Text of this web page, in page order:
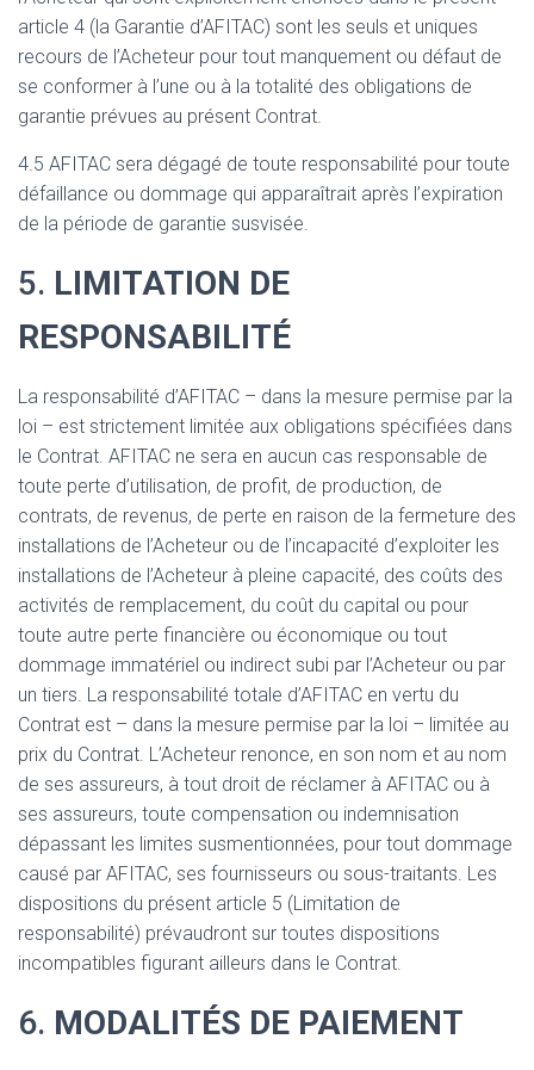
article 4 (la Garantie d’AFITAC) sont les seuls et uniques
recours de l’Acheteur pour tout manquement ou défaut de
se conformer à l’une ou à la totalité des obligations de
garantie prévues au présent Contrat.
4.5 AFITAC sera dégagé de toute responsabilité pour toute
défaillance ou dommage qui apparaîtrait après l’expiration
de la période de garantie susvisée.
5. LIMITATION DE
RESPONSABILITÉ
La responsabilité d’AFITAC – dans la mesure permise par la
loi – est strictement limitée aux obligations spécifiées dans
le Contrat. AFITAC ne sera en aucun cas responsable de
toute perte d’utilisation, de profit, de production, de
contrats, de revenus, de perte en raison de la fermeture des
installations de l’Acheteur ou de l’incapacité d’exploiter les
installations de l’Acheteur à pleine capacité, des coûts des
activités de remplacement, du coût du capital ou pour
toute autre perte financière ou économique ou tout
dommage immatériel ou indirect subi par l’Acheteur ou par
un tiers. La responsabilité totale d’AFITAC en vertu du
Contrat est – dans la mesure permise par la loi – limitée au
prix du Contrat. L’Acheteur renonce, en son nom et au nom
de ses assureurs, à tout droit de réclamer à AFITAC ou à
ses assureurs, toute compensation ou indemnisation
dépassant les limites susmentionnées, pour tout dommage
causé par AFITAC, ses fournisseurs ou sous-traitants. Les
dispositions du présent article 5 (Limitation de
responsabilité) prévaudront sur toutes dispositions
incompatibles figurant ailleurs dans le Contrat.
6. MODALITÉS DE PAIEMENT